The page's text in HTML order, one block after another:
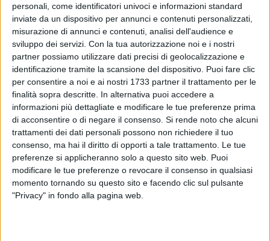
personali, come identificatori univoci e informazioni standard
inviate da un dispositivo per annunci e contenuti personalizzati,
misurazione di annunci e contenuti, analisi dell'audience e
sviluppo dei servizi. Con la tua autorizzazione noi e i nostri
partner possiamo utilizzare dati precisi di geolocalizzazione e
identificazione tramite la scansione del dispositivo. Puoi fare clic
per consentire a noi e ai nostri 1733 partner il trattamento per le
finalità sopra descritte. In alternativa puoi accedere a
informazioni più dettagliate e modificare le tue preferenze prima
di acconsentire o di negare il consenso. Si rende noto che alcuni
trattamenti dei dati personali possono non richiedere il tuo
consenso, ma hai il diritto di opporti a tale trattamento. Le tue
preferenze si applicheranno solo a questo sito web. Puoi
modificare le tue preferenze o revocare il consenso in qualsiasi
momento tornando su questo sito e facendo clic sul pulsante
"Privacy" in fondo alla pagina web.
37
A cura di
COSIMO CAMPANELLA
Grande successo della seconda edizione dellaMare e Sale
Half Marathon , la gara podistica disputatasi a Margherita di
Savoia che ha visto al via circa900 partecipanti di tutte le
età provenienti da tutta Italia, con il sindacoBernardo
Lodispotoa fare gli onori di casa.
La gara si è svolta lungo un percorso di21 chilometri
dislocato lungo le strade e gli angoli più suggestivi della
città come Via Garibaldi, Piazza Libertà, il lungomare e
soprattuttole saline.